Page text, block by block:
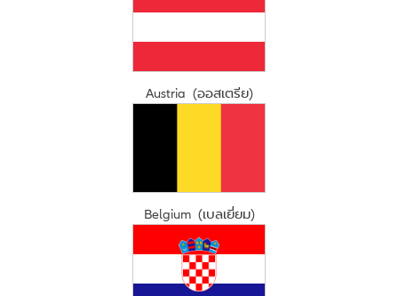
Austria (ออสเตรีย)
Belgium (เบลเยี่ยม)